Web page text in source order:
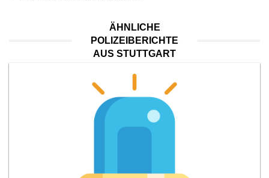
ÄHNLICHE
POLIZEIBERICHTE
AUS STUTTGART